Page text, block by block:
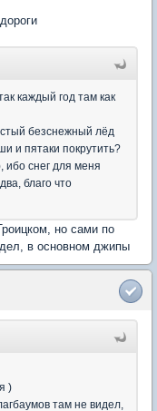
каждый год там как
безснежный лёд
и пятаки покрутить?
ибо снег для меня
благо что
но сами по
в основном джипы
)
там не видел,